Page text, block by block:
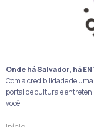
Onde há Salvador, há
Com a credibilidade de
portal de cultura e
você!